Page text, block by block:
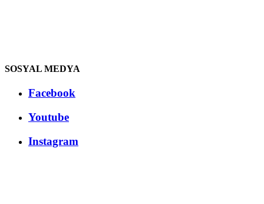
SOSYAL MEDYA
Facebook
Youtube
Instagram